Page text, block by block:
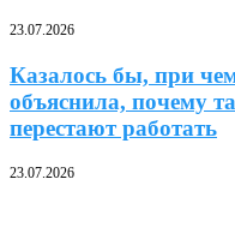
23.07.2026
Казалось бы, при
объяснила, почему
перестают работать
23.07.2026